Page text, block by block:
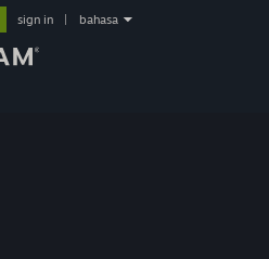
sign in bahasa